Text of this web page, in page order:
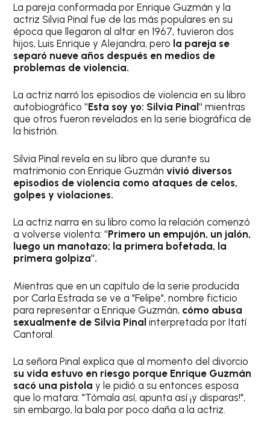
La pareja conformada por Enrique Guzmán y la
actriz Silvia Pinal fue de las más populares en su
época que llegaron al altar en 1967, tuvieron dos
hijos, Luis Enrique y Alejandra, pero la pareja se
separó nueve años después en medios de
problemas de violencia.
La actriz narró los episodios de violencia en su libro
autobiográfico"Esta soy yo: Silvia Pinal" mientras
que otros fueron revelados en la serie biográfica de
la histrión.
Silvia Pinal revela en su libro que durante su
matrimonio con Enrique Guzmánvivió diversos
episodios de violencia como ataques de celos,
golpes y violaciones.
La actriz narra en su libro como la relación comenzó
a volverse violenta:"Primero un empujón, un jalón,
luego un manotazo; la primera bofetada, la
primera golpiza".
Mientras que en un capítulo de la serie producida
por Carla Estrada se ve a "Felipe", nombre ficticio
para representar a Enrique Guzmán, cómo abusa
sexualmente de Silvia Pinal interpretada por Itatí
Cantoral.
La señora Pinal explica que al momento del divorcio
su vida estuvo en riesgo porque Enrique Guzmán
sacó una pistola y le pidió a su entonces esposa
que lo matara: "Tómala así, apunta así ¡y disparas!",
sin embargo, la bala por poco daña a la actriz.